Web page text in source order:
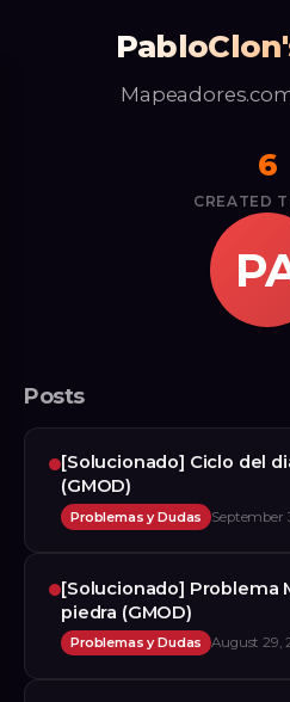
6
CREATED
Posts
[Solucionado] Ciclo del
(GMOD)
Problemas y Dudas September
[Solucionado] Problema
piedra (GMOD)
Problemas y Dudas August 29,